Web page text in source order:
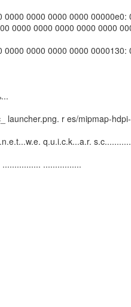
0000 0000 0000
0000 0000 0000 0000 0000
0000 0000 0000
launcher.png. r es/mipmap-
q.u.i.c.k...a.r.
................